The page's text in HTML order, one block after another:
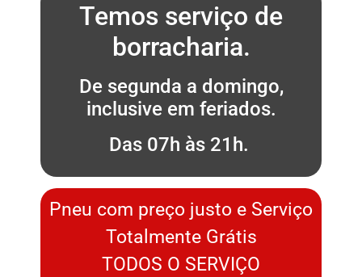
Temos serviço de
borracharia.
De segunda a domingo,
inclusive em feriados.
Das 07h às 21h.
Pneu com preço justo e Serviço
Totalmente Grátis
TODOS O SERVIÇO